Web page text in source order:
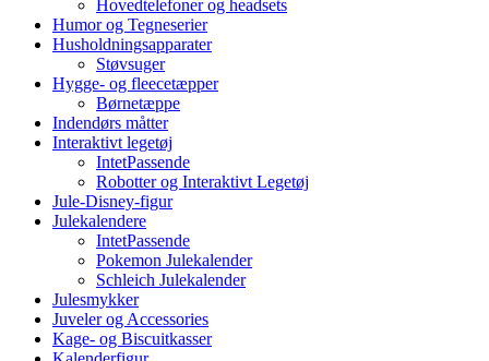
Hovedtelefoner og headsets
Humor og Tegneserier
Husholdningsapparater
Støvsuger
Hygge- og fleecetæpper
Børnetæppe
Indendørs måtter
Interaktivt legetøj
IntetPassende
Robotter og Interaktivt Legetøj
Jule-Disney-figur
Julekalendere
IntetPassende
Pokemon Julekalender
Schleich Julekalender
Julesmykker
Juveler og Accessories
Kage- og Biscuitkasser